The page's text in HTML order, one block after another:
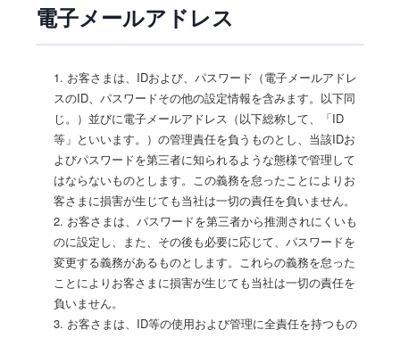
電子メールアドレス
1. お客さまは、IDおよび、パスワード（電子メールアドレ
スのID、パスワードその他の設定情報を含みます。以下同
じ。）並びに電子メールアドレス（以下総称して、「ID
等」といいます。）の管理責任を負うものとし、当該IDお
よびパスワードを第三者に知られるような態様で管理して
はならないものとします。この義務を怠ったことによりお
客さまに損害が生じても当社は一切の責任を負いません。
2. お客さまは、パスワードを第三者から推測されにくいも
のに設定し、また、その後も必要に応じて、パスワードを
変更する義務があるものとします。これらの義務を怠った
ことによりお客さまに損害が生じても当社は一切の責任を
負いません。
3. お客さまは、ID等の使用および管理に全責任を持つもの